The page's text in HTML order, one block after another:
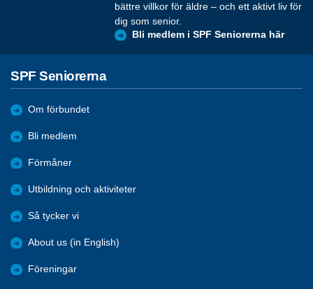
bättre villkor för äldre – och ett aktivt liv för
dig som senior.
Bli medlem i SPF Seniorerna här
SPF Seniorerna
Om förbundet
Bli medlem
Förmåner
Utbildning och aktiviteter
Så tycker vi
About us (in English)
Föreningar